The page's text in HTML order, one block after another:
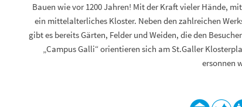
Bauen wie vor 1200 Jahren! Mit der Kraft vieler Hände,
ein mittelalterliches Kloster. Neben den zahlreichen
gibt es bereits Gärten, Felder und Weiden, die den
„Campus Galli“ orientieren sich am St.Galler
ersonnen